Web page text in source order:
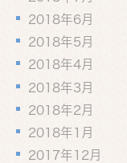
2018年6月
2018年5月
2018年4月
2018年3月
2018年2月
2018年1月
2017年12月